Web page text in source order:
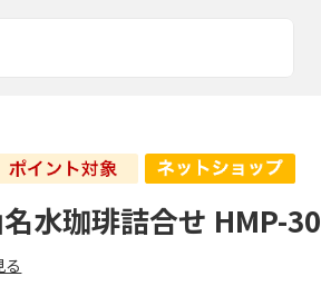
水珈琲詰合せ HMP-30
る